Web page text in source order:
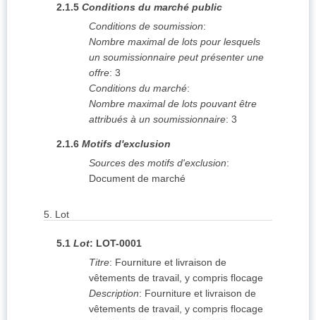
2.1.5 Conditions du marché public
Conditions de soumission:
Nombre maximal de lots pour lesquels
un soumissionnaire peut présenter une
offre: 3
Conditions du marché:
Nombre maximal de lots pouvant être
attribués à un soumissionnaire: 3
2.1.6 Motifs d'exclusion
Sources des motifs d'exclusion:
Document de marché
5. Lot
5.1 Lot: LOT-0001
Titre: Fourniture et livraison de
vêtements de travail, y compris flocage
Description: Fourniture et livraison de
vêtements de travail, y compris flocage